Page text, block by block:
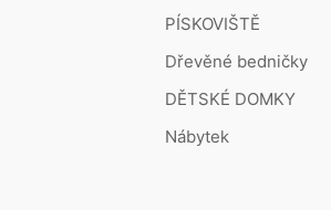
PÍSKOVIŠTĚ
Dřevěné bedničky
DĚTSKÉ DOMKY
Nábytek